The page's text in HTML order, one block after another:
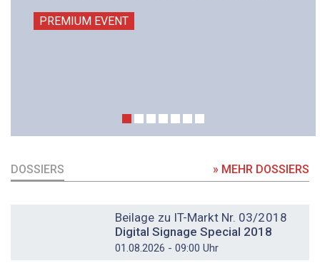
PREMIUM EVENT
DOSSIERS » MEHR DOSSIERS
Beilage zu IT-Markt Nr. 03/2018
Digital Signage Special 2018
01.08.2026 - 09:00 Uhr